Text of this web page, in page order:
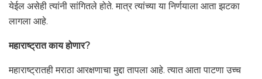
येईल असेही त्यांनी सांगितले होते. मात्र त्यांच्या या निर्णयाला आता झटका
लागला आहे.
महाराष्ट्रात काय होणार?
महाराष्ट्रातही मराठा आरक्षणाचा मुद्दा तापला आहे. त्यात आता पाटणा उच्च